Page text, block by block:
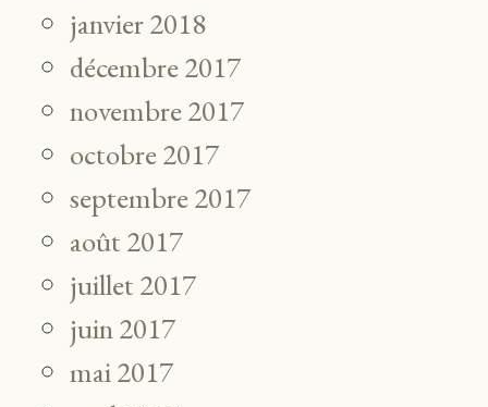
janvier 2018
décembre 2017
novembre 2017
octobre 2017
septembre 2017
août 2017
juillet 2017
juin 2017
mai 2017